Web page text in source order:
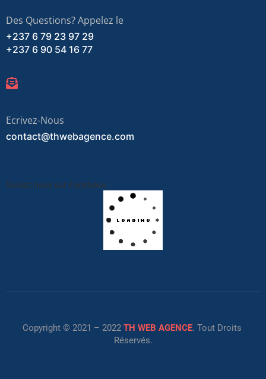
Des Questions? Appelez le
+237 6 79 23 97 29
+237 6 90 54 16 77
Ecrivez-Nous
contact@thwebagence.com
Suivez-nous sur Facebook
Copyright © 2021 – 2022 TH WEB AGENCE. Tout Droits
Réservés.